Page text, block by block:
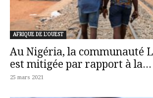
AFRIQUE DE L'OUEST
Au Nigéria, la communauté
est mitigée par rapport à la...
25 mars 2021